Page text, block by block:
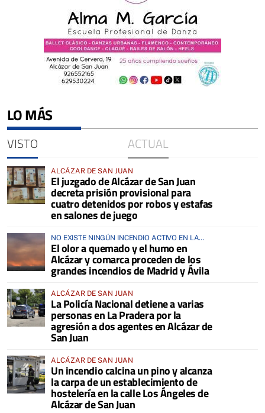
LO MÁS
VISTO ACTUAL
ALCÁZAR DE SAN JUAN
El juzgado de Alcázar de San Juan
decreta prisión provisional para
cuatro detenidos por robos y estafas
en salones de juego
NO EXISTE NINGÚN INCENDIO ACTIVO EN LA
COMARCA
El olor a quemado y el humo en
Alcázar y comarca proceden de los
grandes incendios de Madrid y Ávila
ALCÁZAR DE SAN JUAN
La Policía Nacional detiene a varias
personas en La Pradera por la
agresión a dos agentes en Alcázar de
San Juan
ALCÁZAR DE SAN JUAN
Un incendio calcina un pino y alcanza
la carpa de un establecimiento de
hostelería en la calle Los Ángeles de
Alcázar de San Juan